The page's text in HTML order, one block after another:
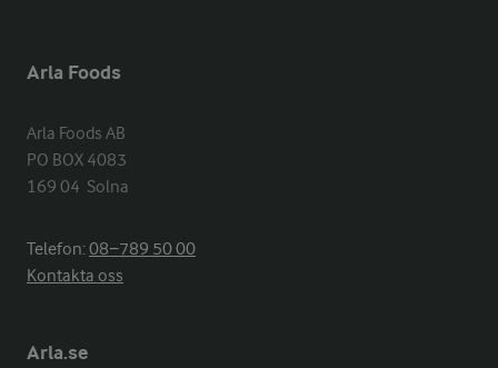
Arla Foods
Arla Foods AB
PO BOX 4083
169 04  Solna
Telefon:08−789 50 00
Kontakta oss
Arla.se